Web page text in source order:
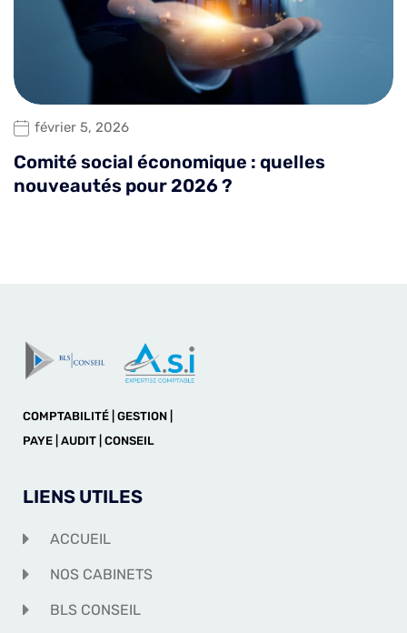
février 5, 2026
Comité social économique : quelles
nouveautés pour 2026 ?
COMPTABILITÉ | GESTION |
PAYE | AUDIT | CONSEIL
LIENS UTILES
ACCUEIL
NOS CABINETS
BLS CONSEIL